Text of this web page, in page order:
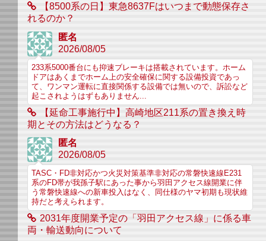
【8500系の日】東急8637Fはいつまで動態保存さ
れるのか？
匿名
2026/08/05
233系5000番台にも抑速ブレーキは搭載されています。ホーム
ドアはあくまでホーム上の安全確保に関する設備投資であっ
て、ワンマン運転に直接関係する設備では無いので、訴訟など
起こされようはずもありません...
【延命工事施行中】高崎地区211系の置き換え時
期とその方法はどうなる？
匿名
2026/08/05
TASC・FD非対応かつ火災対策基準非対応の常磐快速線E231
系のFD帯が我孫子駅にあった事から羽田アクセス線開業に伴
う常磐快速線への新車投入はなく、同仕様のヤマ初期も現状維
持だと考えられます。
2031年度開業予定の「羽田アクセス線」に係る車
両・輸送動向について